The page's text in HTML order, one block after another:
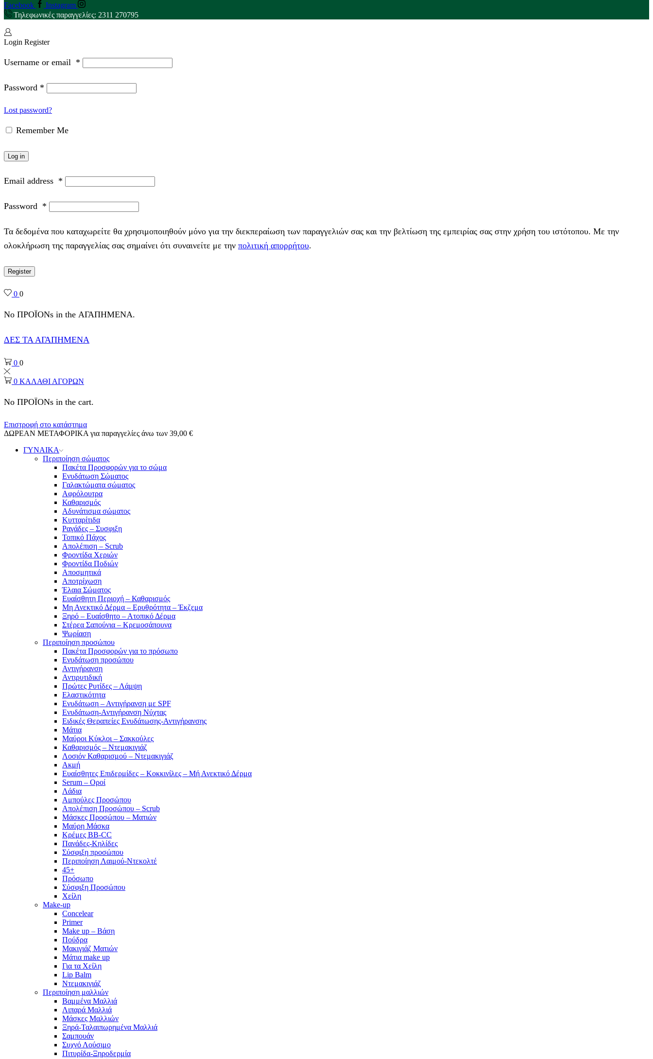
Facebook
Instagram
Τηλεφωνικές παραγγελίες: 2311 270795
Login Register
Username or email *
Password *
Lost password?
Remember Me
Log in
Email address *
Password *
Τα δεδομένα που καταχωρείτε θα χρησιμοποιηθούν μόνο για την διεκπεραίωση των παραγγελιών σας και την βελτίωση της εμπειρίας σας στην χρήση του ιστότοπου. Με την
ολοκλήρωση της παραγγελίας σας σημαίνει ότι συναινείτε με την πολιτική απορρήτου.
Register
0 0
No ΠΡΟΪΟΝs in the ΑΓΑΠΗΜΕΝΑ.
ΔΕΣ ΤΑ ΑΓΑΠΗΜΕΝΑ
0 0
0 ΚΑΛΑΘΙ ΑΓΟΡΩΝ
No ΠΡΟΪΟΝs in the cart.
Επιστροφή στο κατάστημα
ΔΩΡΕΑΝ ΜΕΤΑΦΟΡΙΚΑ για παραγγελίες άνω των 39,00 €
ΓΥΝΑΙΚΑ
Περιποίηση σώματος
Πακέτα Προσφορών για το σώμα
Ενυδάτωση Σώματος
Γαλακτώματα σώματος
Αφρόλουτρα
Καθαρισμός
Αδυνάτισμα σώματος
Κυτταρίτιδα
Ραγάδες – Συσφιξη
Τοπικό Πάχος
Απολέπιση – Scrub
Φροντίδα Χεριών
Φροντίδα Ποδιών
Αποσμητικά
Αποτρίχωση
Έλαια Σώματος
Ευαίσθητη Περιοχή – Καθαρισμός
Μη Ανεκτικό Δέρμα – Ερυθρότητα – Έκζεμα
Ξηρό – Ευαίσθητο – Ατοπικό Δέρμα
Στέρεα Σαπούνια – Κρεμοσάπουνα
Ψωρίαση
Περιποίηση προσώπου
Πακέτα Προσφορών για το πρόσωπο
Ενυδάτωση προσώπου
Αντιγήρανση
Αντιρυτιδική
Πρώτες Ρυτίδες – Λάμψη
Ελαστικότητα
Ενυδάτωση – Αντιγήρανση με SPF
Ενυδάτωση-Αντιγήρανση Νύχτας
Ειδικές Θεραπείες Ενυδάτωσης-Αντιγήρανσης
Μάτια
Μαύροι Κύκλοι – Σακκούλες
Καθαρισμός – Ντεμακιγιάζ
Λοσιόν Καθαρισμού – Ντεμακιγιάζ
Ακμή
Ευαίσθητες Επιδερμίδες – Κοκκινίλες – Μή Ανεκτικό Δέρμα
Serum – Οροί
Λάδια
Αμπούλες Προσώπου
Απολέπιση Προσώπου – Scrub
Μάσκες Προσώπου – Ματιών
Μαύρη Μάσκα
Κρέμες BB-CC
Πανάδες-Κηλίδες
Σύσφιξη προσώπου
Περιποίηση Λαιμού-Ντεκολτέ
45+
Πρόσωπο
Σύσφιξη Προσώπου
Χείλη
Make-up
Concelear
Primer
Make up – Βάση
Πούδρα
Μακιγιάζ Ματιών
Μάτια make up
Για τα Χείλη
Lip Balm
Ντεμακιγιάζ
Περιποίηση μαλλιών
Βαμμένα Μαλλιά
Λιπαρά Μαλλιά
Μάσκες Μαλλιών
Ξηρά-Ταλαιπωρημένα Μαλλιά
Σαμπουάν
Συχνό Λούσιμο
Πιτυρίδα-Ξηροδερμία